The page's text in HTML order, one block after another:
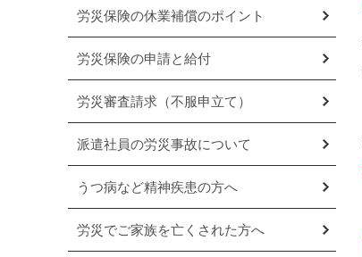
労災保険の休業補償のポイント
労災保険の申請と給付
労災審査請求（不服申立て）
派遣社員の労災事故について
うつ病など精神疾患の方へ
労災でご家族を亡くされた方へ